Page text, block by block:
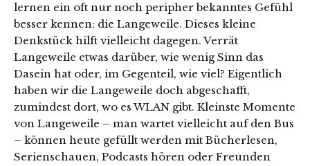
lernen ein oft nur noch peripher bekanntes Gefühl
besser kennen: die Langeweile. Dieses kleine
Denkstück hilft vielleicht dagegen. Verrät
Langeweile etwas darüber, wie wenig Sinn das
Dasein hat oder, im Gegenteil, wie viel? Eigentlich
haben wir die Langeweile doch abgeschafft,
zumindest dort, wo es WLAN gibt. Kleinste Momente
von Langeweile – man wartet vielleicht auf den Bus
– können heute gefüllt werden mit Bücherlesen,
Serienschauen, Podcasts hören oder Freunden